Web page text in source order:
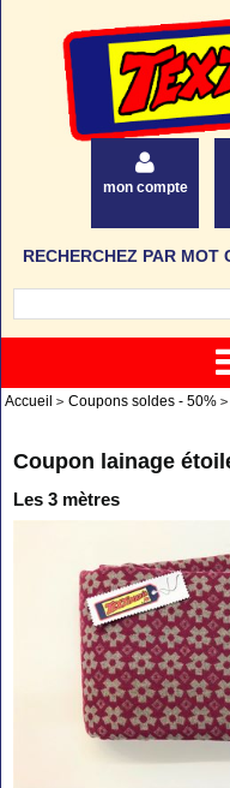
mon compte
RECHERCHEZ PAR MOT
Accueil Coupons soldes - 50%
Coupon lainage
Les 3 mètres